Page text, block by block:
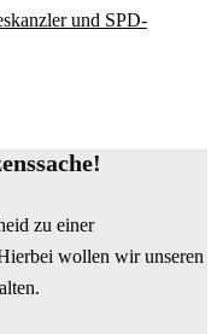
und SPD-
zu einer
wollen wir unseren